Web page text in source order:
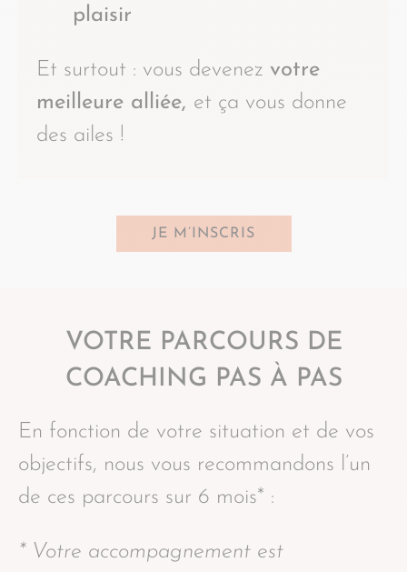
plaisir
Et surtout : vous devenez votre
meilleure alliée, et ça vous donne
des ailes !
JE M’INSCRIS
VOTRE PARCOURS DE
COACHING PAS À PAS
En fonction de votre situation et de vos
objectifs, nous vous recommandons l’un
de ces parcours sur 6 mois* :
* Votre accompagnement est